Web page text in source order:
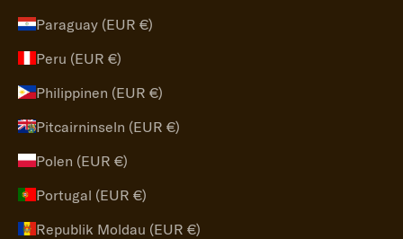
Paraguay (EUR €)
Peru (EUR €)
Philippinen (EUR €)
Pitcairninseln (EUR €)
Polen (EUR €)
Portugal (EUR €)
Republik Moldau (EUR €)